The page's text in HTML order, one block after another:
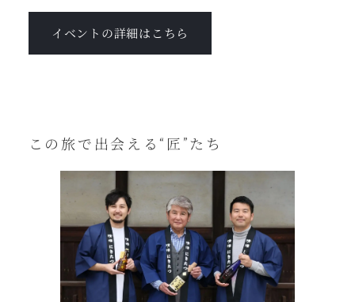
イベントの詳細はこちら
この旅で出会える“匠”たち